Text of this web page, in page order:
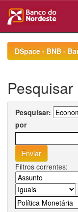
navigationDSpace - BNB -
Pesquisar
Pesquisar:
por
Filtros correntes: